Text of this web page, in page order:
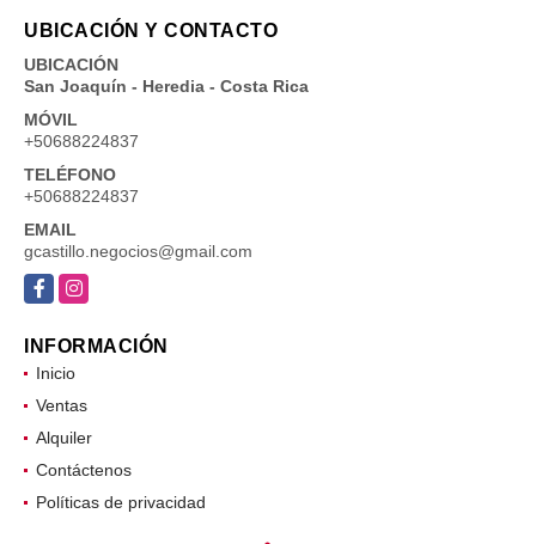
UBICACIÓN Y CONTACTO
UBICACIÓN
San Joaquín - Heredia - Costa Rica
MÓVIL
+50688224837
TELÉFONO
+50688224837
EMAIL
gcastillo.negocios@gmail.com
FacebookInstagram
INFORMACIÓN
Inicio
Ventas
Alquiler
Contáctenos
Políticas de privacidad